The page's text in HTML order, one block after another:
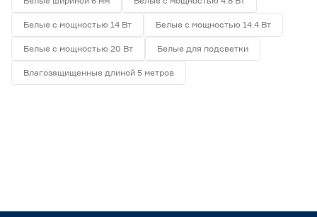
Белые с мощностью 14 Вт Белые с мощностью 14.4 Вт
Белые с мощностью 20 Вт Белые для подсветки
Влагозащищенные длиной 5 метров